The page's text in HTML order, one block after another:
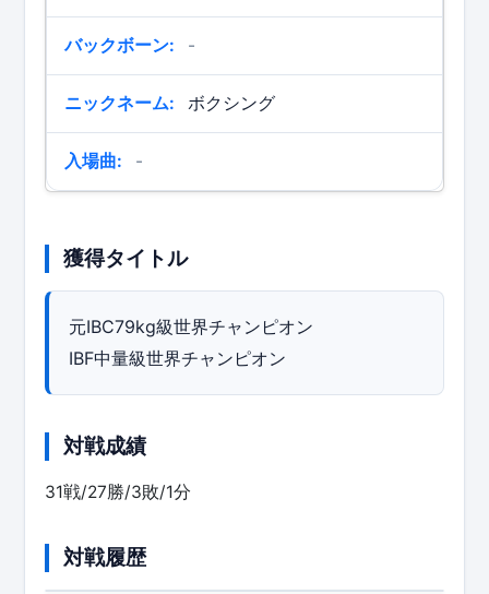
バックボーン: -
ニックネーム: ボクシング
入場曲: -
獲得タイトル
元IBC79kg級世界チャンピオン
IBF中量級世界チャンピオン
対戦成績
31戦/27勝/3敗/1分
対戦履歴